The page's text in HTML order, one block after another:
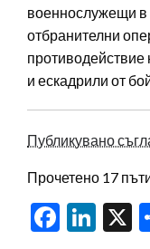
военнослужещи в
отбранителни
противодействие
и ескадрили от
Публикувано
Прочетено 17
X